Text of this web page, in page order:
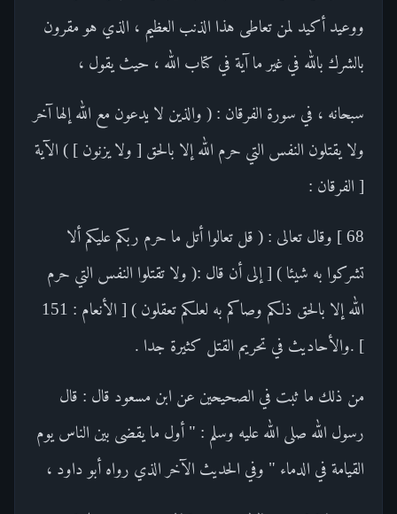
ووعيد أكيد لمن تعاطى هذا الذنب العظيم ، الذي هو مقرون
بالشرك بالله في غير ما آية في كتاب الله ، حيث يقول ،
سبحانه ، في سورة الفرقان : ( والذين لا يدعون مع الله إلها آخر
ولا يقتلون النفس التي حرم الله إلا بالحق [ ولا يزنون ] ) الآية
[ الفرقان :
68 ] وقال تعالى : ( قل تعالوا أتل ما حرم ربكم عليكم ألا
تشركوا به شيئا ) [ إلى أن قال :( ولا تقتلوا النفس التي حرم
الله إلا بالحق ذلكم وصاكم به لعلكم تعقلون ) [ الأنعام : 151
] .والأحاديث في تحريم القتل كثيرة جدا .
من ذلك ما ثبت في الصحيحين عن ابن مسعود قال : قال
رسول الله صلى الله عليه وسلم : " أول ما يقضى بين الناس يوم
القيامة في الدماء " وفي الحديث الآخر الذي رواه أبو داود ،